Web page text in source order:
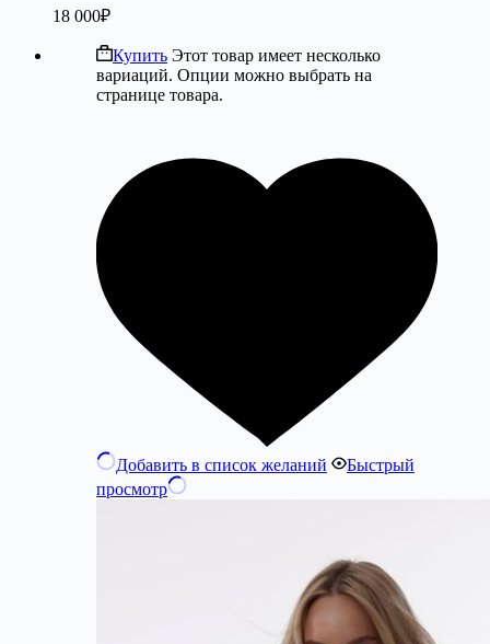
18 000₽
Купить Этот товар имеет несколько
вариаций. Опции можно выбрать на
странице товара.
Добавить в список желаний
Быстрый
просмотр